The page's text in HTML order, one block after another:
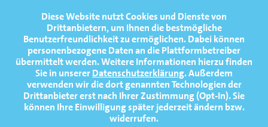
Diese Website nutzt Cookies und Dienste von
Drittanbietern, um Ihnen die bestmögliche
Benutzerfreundlichkeit zu ermöglichen.Dabei können
personenbezogene Daten an die Plattformbetreiber
übermittelt werden. Weitere Informationen hierzu finden
Sie in unsererDatenschutzerklärung. Außerdem
verwenden wir die dort genannten Technologien der
Drittanbieter erst nach Ihrer Zustimmung (Opt-In). Sie
können Ihre Einwilligung später jederzeit ändern bzw.
widerrufen.
FOOTERNAVIGATION
NEWS
TERMINE
MEDIATHEK
PRESSE
FAQ
NEWSLETTER